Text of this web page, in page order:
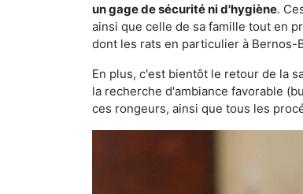
un gage de sécurité ni d'hygiène.
ainsi que celle de sa famille tout en
dont les rats en particulier à Bernos-
En plus, c'est bientôt le retour de la
la recherche d'ambiance favorable
ces rongeurs, ainsi que tous les